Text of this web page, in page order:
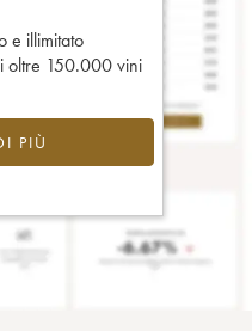
e illimitato
oltre 150.000 vini
PIÙ